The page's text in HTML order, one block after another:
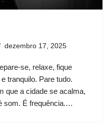
dezembro 17, 2025
se, relaxe, fique
tranquilo. Pare tudo.
que a cidade se acalma,
som. É frequência.…